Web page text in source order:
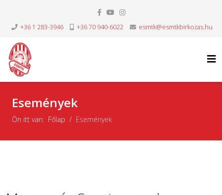
+36 1 283-3946 +36 70 940-6022 esmtk@esmtkbirkozas.hu
Események
Ön itt van: Főlap Események